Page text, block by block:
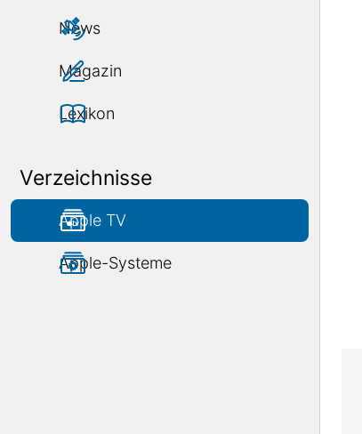
News
Magazin
Lexikon
Verzeichnisse
Apple TV
Apple-Systeme